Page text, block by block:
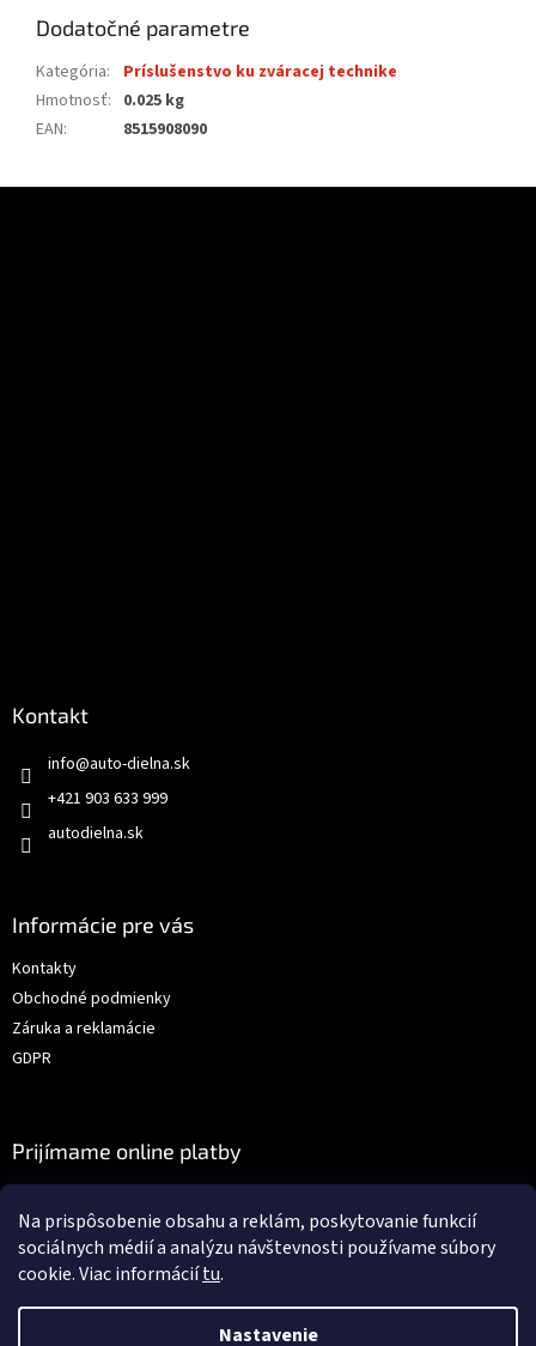
Na prispôsobenie obsahu a reklám, poskytovanie funkcií
sociálnych médií a analýzu návštevnosti používame súbory
cookie. Viac informáciítu.
Nastavenie
Dodatočné parametre
Kategória:
Príslušenstvo ku zváracej technike
Hmotnosť: 0.025 kg
EAN: 8515908090
Kontakt
info@auto-dielna.sk
+421 903 633 999
autodielna.sk
Informácie pre vás
Kontakty
Obchodné podmienky
Záruka a reklamácie
GDPR
Prijímame online platby